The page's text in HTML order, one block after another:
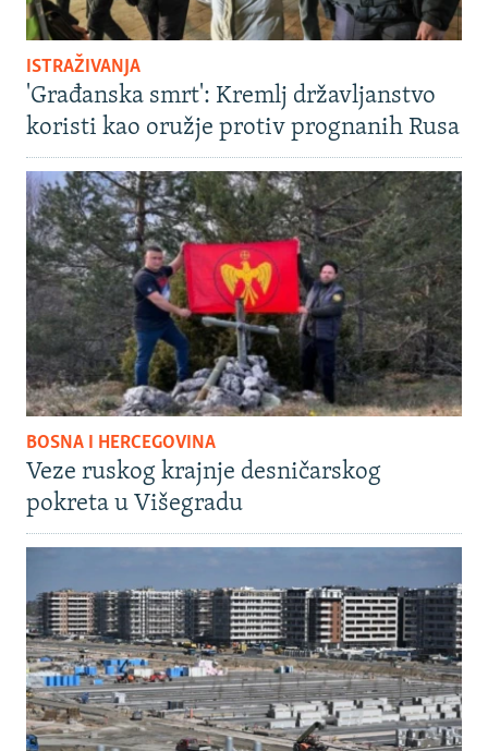
ISTRAŽIVANJA
'Građanska smrt': Kremlj državljanstvo
koristi kao oružje protiv prognanih Rusa
BOSNA I HERCEGOVINA
Veze ruskog krajnje desničarskog
pokreta u Višegradu